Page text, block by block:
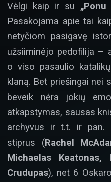
Vėlgi kaip ir su „Ponu
Pasakojama apie tai
netyčiom pasigavę
užsiiminėjo pedofilija –
o viso pasaulio
klaną. Bet priešingai nei
beveik nėra jokių
atkapstymas, sausas
archyvus ir t.t. ir pan.
stiprus (Rachel
Michaelas Keatonas,
Crudupas), net 6